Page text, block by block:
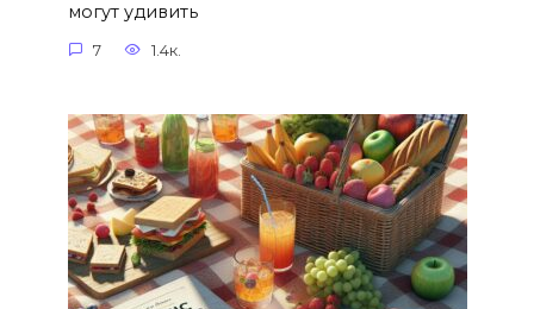
могут удивить
7 1.4к.